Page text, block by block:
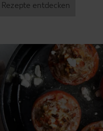
Rezepte entdecken